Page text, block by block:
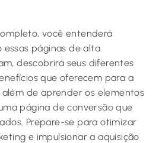
você entenderá
páginas de alta
descobrirá seus diferentes
que oferecem para a
de aprender os elementos
página de conversão que
Prepare-se para otimizar
e impulsionar a aquisição